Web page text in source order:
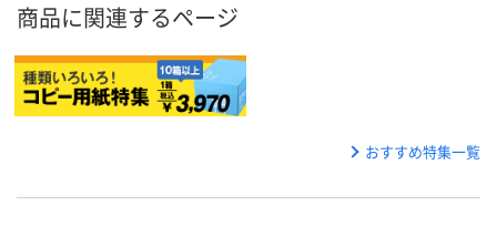
商品に関連するページ
おすすめ特集一覧